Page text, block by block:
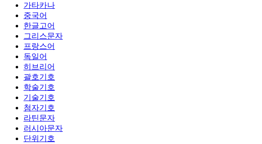
가타카나
중국어
한글고어
그리스문자
프랑스어
독일어
히브리어
괄호기호
학술기호
기술기호
첨자기호
라틴문자
러시아문자
단위기호